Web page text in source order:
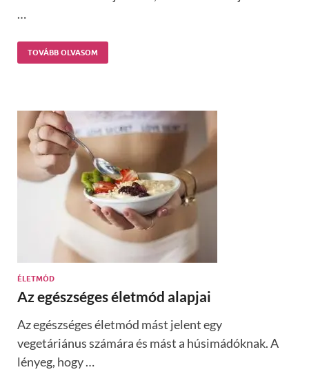
…
TOVÁBB OLVASOM
ÉLETMÓD
Az egészséges életmód alapjai
Az egészséges életmód mást jelent egy
vegetáriánus számára és mást a húsimádóknak. A
lényeg, hogy …